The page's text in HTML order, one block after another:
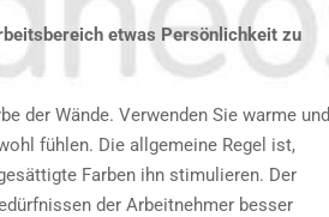
etwas Persönlichkeit zu
der Wände. Verwenden Sie warme und
fühlen. Die allgemeine Regel ist,
Farben ihn stimulieren. Der
der Arbeitnehmer besser